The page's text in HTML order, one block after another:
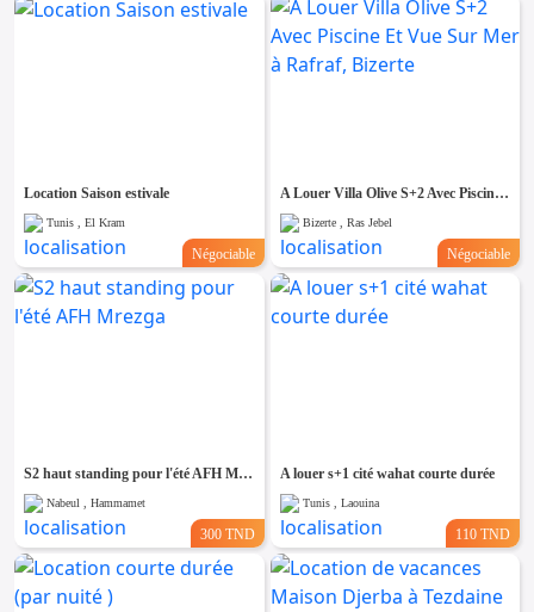
Location Saison estivale
Tunis , El Kram
Négociable
A Louer Villa Olive S+2 Avec Piscine Et Vue Sur Mer à Rafraf, Bizerte
Bizerte , Ras Jebel
Négociable
S2 haut standing pour l'été AFH Mrezga
Nabeul , Hammamet
300 TND
A louer s+1 cité wahat courte durée
Tunis , Laouina
110 TND